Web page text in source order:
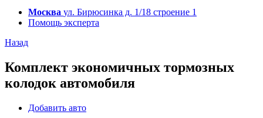
Москва ул. Бирюсинка д. 1/18 строение 1
Помощь эксперта
Назад
Комплект экономичных тормозных
колодок автомобиля
Добавить авто